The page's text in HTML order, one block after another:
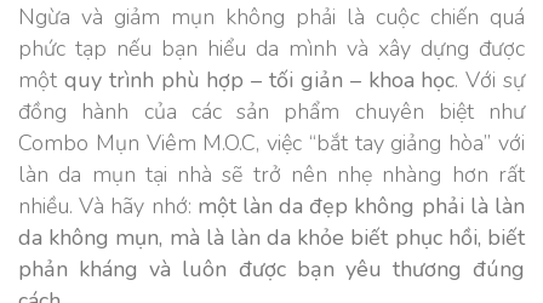
Ngừa và giảm mụn không phải là cuộc chiến quá
phức tạp nếu bạn hiểu da mình và xây dựng được
một quy trình phù hợp – tối giản – khoa học. Với sự
đồng hành của các sản phẩm chuyên biệt như
Combo Mụn Viêm M.O.C, việc “bắt tay giảng hòa” với
làn da mụn tại nhà sẽ trở nên nhẹ nhàng hơn rất
nhiều. Và hãy nhớ: một làn da đẹp không phải là làn
da không mụn, mà là làn da khỏe biết phục hồi, biết
phản kháng và luôn được bạn yêu thương đúng